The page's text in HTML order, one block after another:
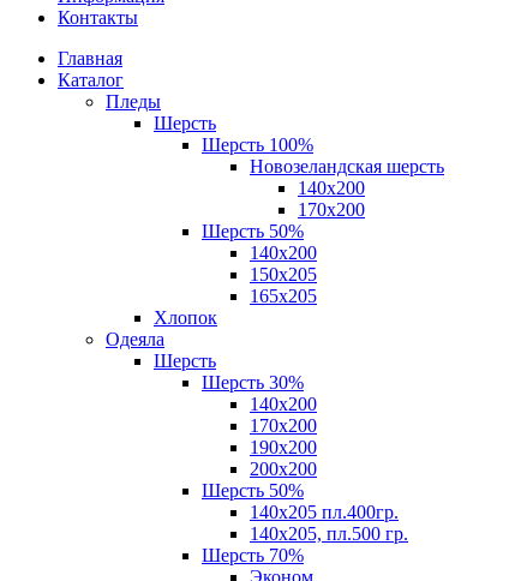
Контакты
Главная
Каталог
Пледы
Шерсть
Шерсть 100%
Новозеландская шерсть
140х200
170x200
Шерсть 50%
140x200
150х205
165х205
Хлопок
Одеяла
Шерсть
Шерсть 30%
140х200
170х200
190х200
200х200
Шерсть 50%
140х205 пл.400гр.
140х205, пл.500 гр.
Шерсть 70%